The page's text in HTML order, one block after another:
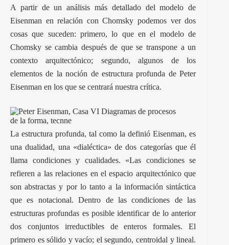
A partir de un análisis más detallado del modelo de
Eisenman en relación con Chomsky podemos ver dos
cosas que suceden: primero, lo que en el modelo de
Chomsky se cambia después de que se transpone a un
contexto arquitectónico; segundo, algunos de los
elementos de la noción de estructura profunda de Peter
Eisenman en los que se centrará nuestra crítica.
La estructura profunda, tal como la definió Eisenman, es
una dualidad, una «dialéctica» de dos categorías que él
llama condiciones y cualidades. «Las condiciones se
refieren a las relaciones en el espacio arquitectónico que
son abstractas y por lo tanto a la información sintáctica
que es notacional. Dentro de las condiciones de las
estructuras profundas es posible identificar de lo anterior
dos conjuntos irreductibles de enteros formales. El
primero es sólido y vacío; el segundo, centroidal y lineal.